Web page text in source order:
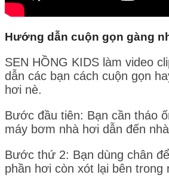
Hướng dẫn cuộn gọn gàng
SEN HỒNG KIDS làm video
dẫn các bạn cách cuộn gọn
hơi nè.
Bước đầu tiên: Bạn cần tháo
máy bơm nhà hơi dẫn đến
Bước thứ 2: Bạn dùng chân
phần hơi còn xót lại bên trong